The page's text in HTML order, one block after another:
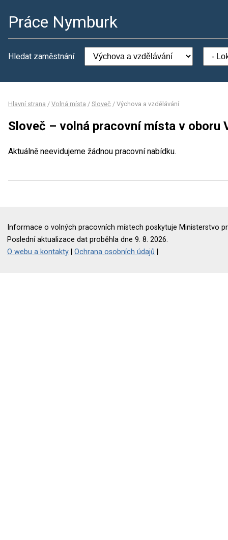
Práce Nymburk
Hledat zaměstnání
Hlavní strana / Volná místa / Sloveč / Výchova a vzdělávání
Sloveč – volná pracovní místa v oboru
Aktuálně neevidujeme žádnou pracovní nabídku.
Informace o volných pracovních místech poskytuje Ministerstvo
Poslední aktualizace dat proběhla dne 9. 8. 2026.
O webu a kontakty |Ochrana osobních údajů